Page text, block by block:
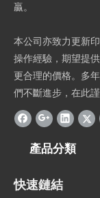
贏。
本公司亦致力更新
操作經驗，期望提
更合理的價格。多
們不斷進步，在此謹
產品分類
快速鏈結